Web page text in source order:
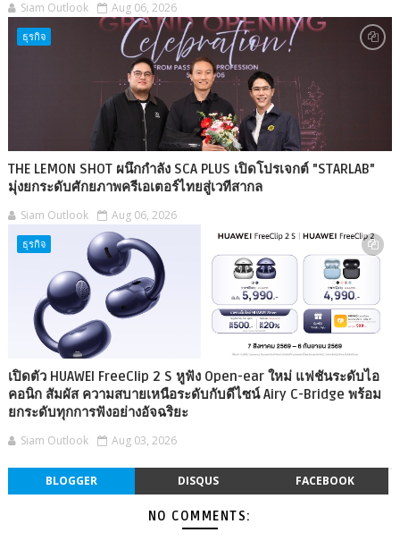
Siam Outlook Aug 06, 2026
ธุรกิจ
THE LEMON SHOT ผนึกกำลัง SCA PLUS เปิดโปรเจกต์ "STARLAB"
มุ่งยกระดับศักยภาพครีเอเตอร์ไทยสู่เวทีสากล
Siam Outlook Aug 06, 2026
ธุรกิจ
เปิดตัว HUAWEI FreeClip 2 S หูฟัง Open-ear ใหม่ แฟชันระดับไอ
คอนิก สัมผัส ความสบายเหนือระดับกับดีไซน์ Airy C-Bridge พร้อม
ยกระดับทุกการฟังอย่างอัจฉริยะ
Siam Outlook Aug 03, 2026
BLOGGER DISQUS FACEBOOK
NO COMMENTS: